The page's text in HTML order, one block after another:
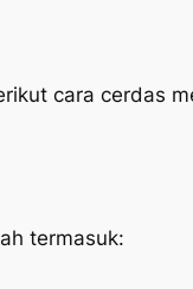
cara cerdas
termasuk: